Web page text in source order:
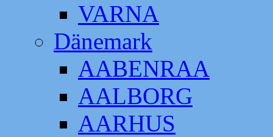
VARNA
Dänemark
AABENRAA
AALBORG
AARHUS